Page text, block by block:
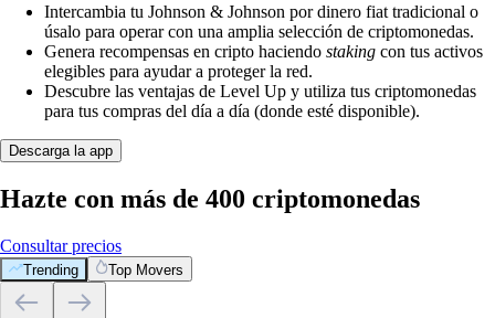
Intercambia tu Johnson & Johnson por dinero fiat tradicional o
úsalo para operar con una amplia selección de criptomonedas.
Genera recompensas en cripto haciendo staking con tus activos
elegibles para ayudar a proteger la red.
Descubre las ventajas de Level Up y utiliza tus criptomonedas
para tus compras del día a día (donde esté disponible).
Descarga la app
Hazte con más de 400 criptomonedas
Consultar precios
Trending Top Movers